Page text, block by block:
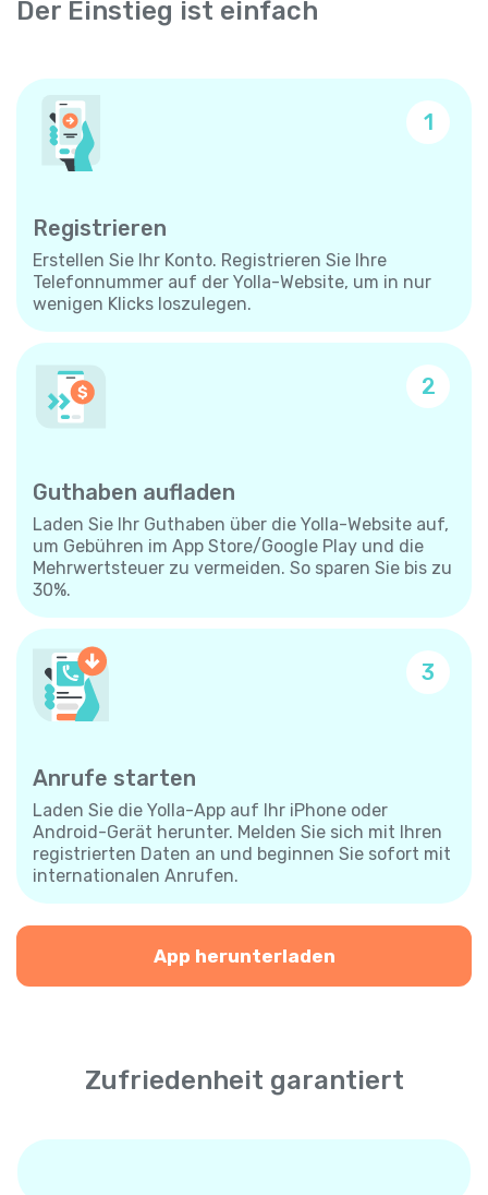
Der Einstieg ist einfach
1
Registrieren
Erstellen Sie Ihr Konto. Registrieren Sie Ihre
Telefonnummer auf der Yolla-Website, um in nur
wenigen Klicks loszulegen.
2
Guthaben aufladen
Laden Sie Ihr Guthaben über die Yolla-Website auf,
um Gebühren im App Store/Google Play und die
Mehrwertsteuer zu vermeiden. So sparen Sie bis zu
30%.
3
Anrufe starten
Laden Sie die Yolla-App auf Ihr iPhone oder
Android-Gerät herunter. Melden Sie sich mit Ihren
registrierten Daten an und beginnen Sie sofort mit
internationalen Anrufen.
App herunterladen
Zufriedenheit garantiert